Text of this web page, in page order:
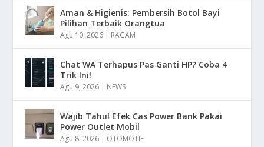
Aman & Higienis: Pembersih Botol Bayi
Pilihan Terbaik Orangtua
Agu 10, 2026 | RAGAM
Chat WA Terhapus Pas Ganti HP? Coba 4
Trik Ini!
Agu 9, 2026 | NEWS
Wajib Tahu! Efek Cas Power Bank Pakai
Power Outlet Mobil
Agu 8, 2026 | OTOMOTIF